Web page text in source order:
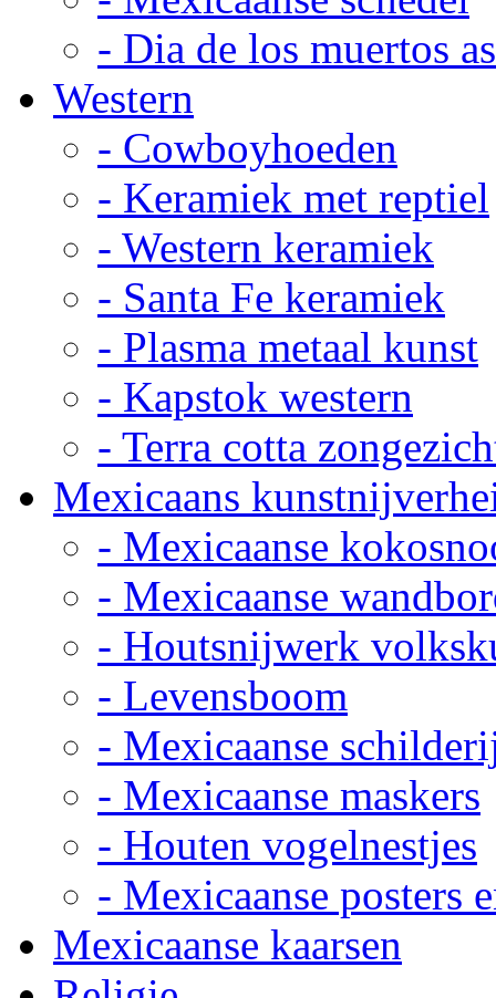
- Dia de los muertos
Western
- Cowboyhoeden
- Keramiek met reptiel
- Western keramiek
- Santa Fe keramiek
- Plasma metaal kunst
- Kapstok western
- Terra cotta
Mexicaans
- Mexicaanse
- Mexicaanse
- Houtsnijwerk
- Levensboom
- Mexicaanse
- Mexicaanse maskers
- Houten vogelnestjes
- Mexicaanse posters
Mexicaanse kaarsen